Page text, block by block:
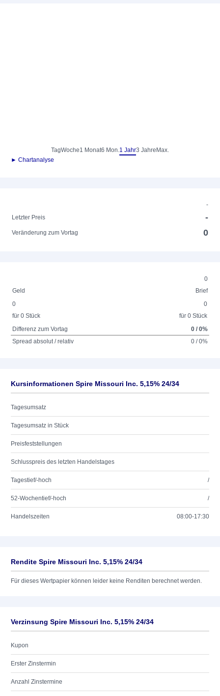
TagWoche1 Monat6 Mon.1 Jahr3 Jahre Max.
► Chartanalyse
-
Letzter Preis
-
Veränderung zum Vortag 0
0
Geld
Brief
0
für 0 Stück
0
für 0 Stück
Differenz zum Vortag
0 / 0%
Spread absolut / relativ
0 / 0%
Kursinformationen Spire Missouri Inc. 5,15% 24/34
Tagesumsatz
Tagesumsatz in Stück
Preisfeststellungen
Schlusspreis des letzten Handelstages
Tagestief/-hoch /
52-Wochentief/-hoch /
Handelszeiten 08:00-17:30
Rendite Spire Missouri Inc. 5,15% 24/34
Für dieses Wertpapier können leider keine Renditen berechnet werden.
Verzinsung Spire Missouri Inc. 5,15% 24/34
Kupon
Erster Zinstermin
Anzahl Zinstermine